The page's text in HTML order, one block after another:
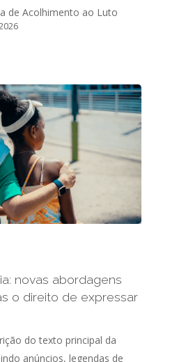
de Acolhimento ao Luto
novas abordagens
o direito de expressar
do texto principal da
anúncios, legendas de